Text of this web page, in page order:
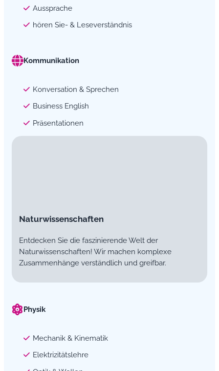
Aussprache
hören Sie- & Leseverständnis
Kommunikation
Konversation & Sprechen
Business English
Präsentationen
Naturwissenschaften
Entdecken Sie die faszinierende Welt der
Naturwissenschaften! Wir machen komplexe
Zusammenhänge verständlich und greifbar.
Physik
Mechanik & Kinematik
Elektrizitätslehre